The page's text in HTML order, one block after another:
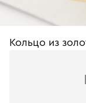
Кольцо из